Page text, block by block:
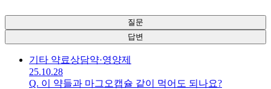
질문
답변
기타 약료상담약·영양제
25.10.28
Q. 이 약들과 마그오캡슐 같이 먹어도 되나요?